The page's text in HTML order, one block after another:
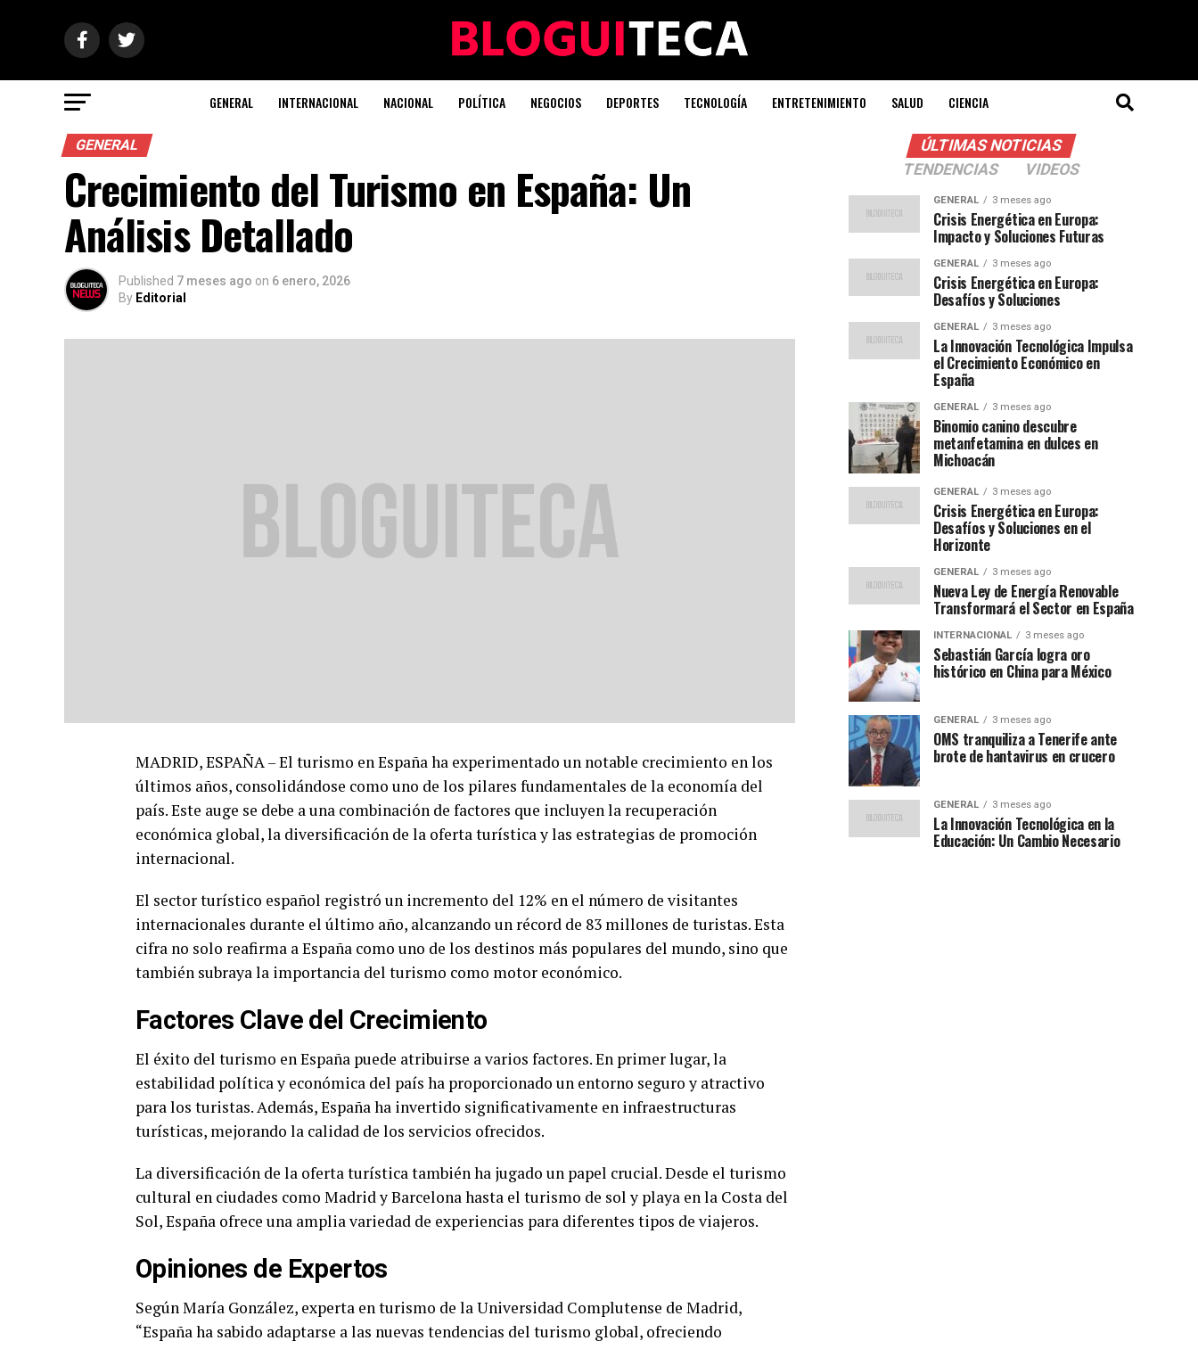
GENERAL INTERNACIONAL NACIONAL POLÍTICA NEGOCIOS DEPORTES TECNOLOGÍA ENTRETENIMIENTO SALUD CIENCIA
GENERAL
Crecimiento del Turismo en España: Un
Análisis Detallado
Published 7 meses ago on 6 enero, 2026
By Editorial
MADRID, ESPAÑA – El turismo en España ha experimentado un notable crecimiento en los
últimos años, consolidándose como uno de los pilares fundamentales de la economía del
país. Este auge se debe a una combinación de factores que incluyen la recuperación
económica global, la diversificación de la oferta turística y las estrategias de promoción
internacional.
El sector turístico español registró un incremento del 12% en el número de visitantes
internacionales durante el último año, alcanzando un récord de 83 millones de turistas. Esta
cifra no solo reafirma a España como uno de los destinos más populares del mundo, sino que
también subraya la importancia del turismo como motor económico.
Factores Clave del Crecimiento
El éxito del turismo en España puede atribuirse a varios factores. En primer lugar, la
estabilidad política y económica del país ha proporcionado un entorno seguro y atractivo
para los turistas. Además, España ha invertido significativamente en infraestructuras
turísticas, mejorando la calidad de los servicios ofrecidos.
La diversificación de la oferta turística también ha jugado un papel crucial. Desde el turismo
cultural en ciudades como Madrid y Barcelona hasta el turismo de sol y playa en la Costa del
Sol, España ofrece una amplia variedad de experiencias para diferentes tipos de viajeros.
Opiniones de Expertos
Según María González, experta en turismo de la Universidad Complutense de Madrid,
“España ha sabido adaptarse a las nuevas tendencias del turismo global, ofreciendo
ÚLTIMAS NOTICIAS
TENDENCIAS
VIDEOS
GENERAL 3 meses ago
Crisis Energética en Europa:
Impacto y Soluciones Futuras
GENERAL 3 meses ago
Crisis Energética en Europa:
Desafíos y Soluciones
GENERAL 3 meses ago
La Innovación Tecnológica Impulsa
el Crecimiento Económico en
España
GENERAL 3 meses ago
Binomio canino descubre
metanfetamina en dulces en
Michoacán
GENERAL 3 meses ago
Crisis Energética en Europa:
Desafíos y Soluciones en el
Horizonte
GENERAL 3 meses ago
Nueva Ley de Energía Renovable
Transformará el Sector en España
INTERNACIONAL 3 meses ago
Sebastián García logra oro
histórico en China para México
GENERAL 3 meses ago
OMS tranquiliza a Tenerife ante
brote de hantavirus en crucero
GENERAL 3 meses ago
La Innovación Tecnológica en la
Educación: Un Cambio Necesario